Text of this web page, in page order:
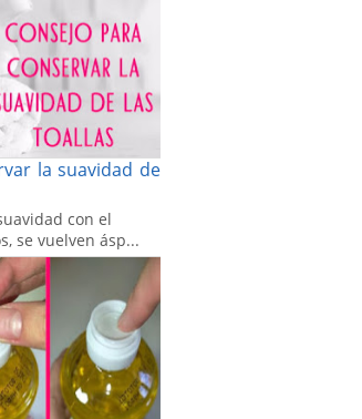
la suavidad de
con el
se vuelven ásp...